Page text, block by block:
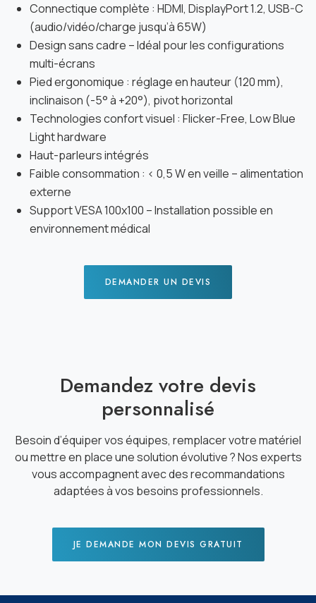
Connectique complète : HDMI, DisplayPort 1.2, USB-C
(audio/vidéo/charge jusqu’à 65W)
Design sans cadre – Idéal pour les configurations
multi-écrans
Pied ergonomique : réglage en hauteur (120 mm),
inclinaison (-5° à +20°), pivot horizontal
Technologies confort visuel : Flicker-Free, Low Blue
Light hardware
Haut-parleurs intégrés
Faible consommation : < 0,5 W en veille – alimentation
externe
Support VESA 100x100 – Installation possible en
environnement médical
DEMANDER UN DEVIS
Demandez votre devis
personnalisé
Besoin d’équiper vos équipes, remplacer votre matériel
ou mettre en place une solution évolutive ? Nos experts
vous accompagnent avec des recommandations
adaptées à vos besoins professionnels.
JE DEMANDE MON DEVIS GRATUIT